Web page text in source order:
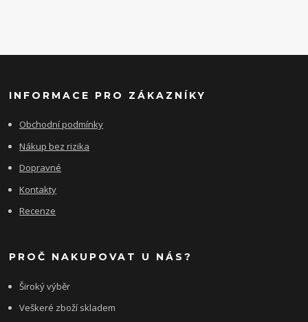
INFORMACE PRO ZÁKAZNÍKY
Obchodní podmínky
Nákup bez rizika
Dopravné
Kontakty
Recenze
PROČ NAKUPOVAT U NÁS?
Široký výběr
Veškeré zboží skladem